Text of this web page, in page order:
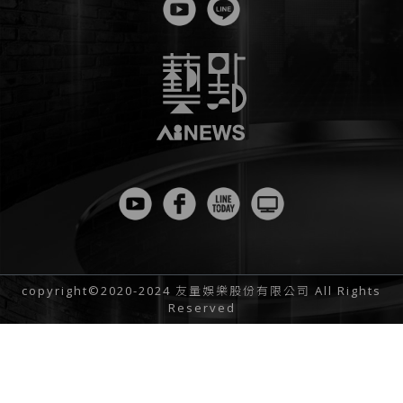
copyright©2020-2024 友量娛樂股份有限公司 All Rights
Reserved